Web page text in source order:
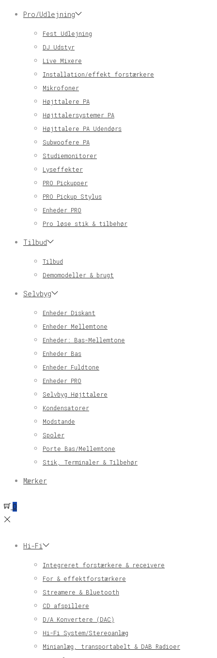
Pro/Udlejning
Fest Udlejning
DJ Udstyr
Live Mixere
Installation/effekt forstærkere
Mikrofoner
Højttalere PA
Højttalersystemer PA
Højttalere PA Udendørs
Subwoofere PA
Studiemonitorer
Lyseffekter
PRO Pickupper
PRO Pickup Stylus
Enheder PRO
Pro løse stik & tilbehør
Tilbud
Tilbud
Demomodeller & brugt
Selvbyg
Enheder Diskant
Enheder Mellemtone
Enheder: Bas-Mellemtone
Enheder Bas
Enheder Fuldtone
Enheder PRO
Selvbyg Højttalere
Kondensatorer
Modstande
Spoler
Porte Bas/Mellemtone
Stik, Terminaler & Tilbehør
Mærker
0
Hi-Fi
Integreret forstærkere & receivere
For & effektforstærkere
Streamere & Bluetooth
CD afspillere
D/A Konvertere (DAC)
Hi-Fi System/Stereoanlæg
Minianlæg, transportabelt & DAB Radioer